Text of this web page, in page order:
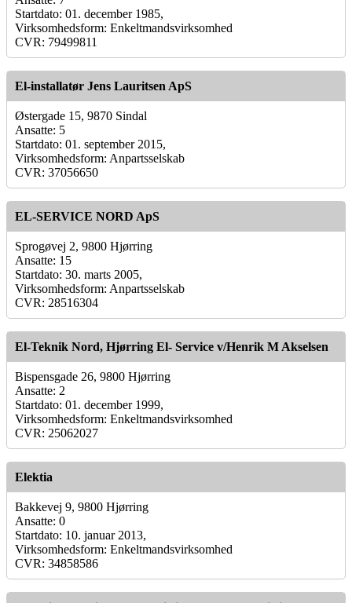
Startdato: 01. december 1985,
Virksomhedsform: Enkeltmandsvirksomhed
CVR: 79499811
El-installatør Jens Lauritsen ApS
Østergade 15, 9870 Sindal
Ansatte: 5
Startdato: 01. september 2015,
Virksomhedsform: Anpartsselskab
CVR: 37056650
EL-SERVICE NORD ApS
Sprogøvej 2, 9800 Hjørring
Ansatte: 15
Startdato: 30. marts 2005,
Virksomhedsform: Anpartsselskab
CVR: 28516304
El-Teknik Nord, Hjørring El- Service v/Henrik M Akselsen
Bispensgade 26, 9800 Hjørring
Ansatte: 2
Startdato: 01. december 1999,
Virksomhedsform: Enkeltmandsvirksomhed
CVR: 25062027
Elektia
Bakkevej 9, 9800 Hjørring
Ansatte: 0
Startdato: 10. januar 2013,
Virksomhedsform: Enkeltmandsvirksomhed
CVR: 34858586